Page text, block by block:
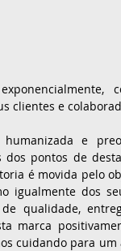
clientes e
humanizada e
pontos de
é movida pelo
igualmente dos
qualidade,
marca
cuidando para